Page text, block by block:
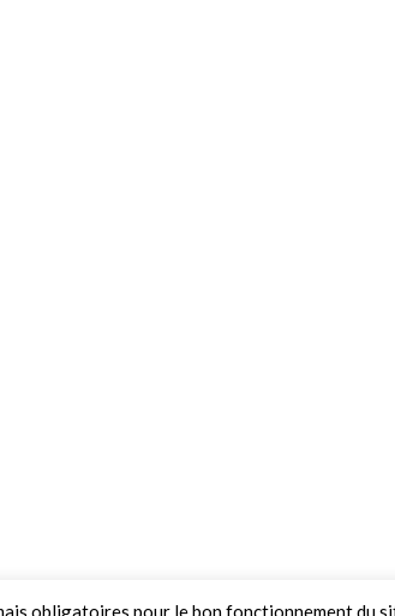
obligatoires pour le bon fonctionnement du